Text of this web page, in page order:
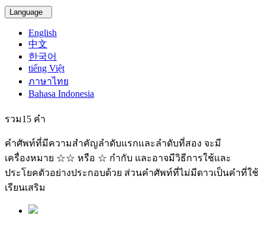
Language
English
中文
한국어
tiếng Việt
ภาษาไทย
Bahasa Indonesia
รวม15 คำ
คำศัพท์ที่มีความสำคัญลำดับแรกและลำดับที่สอง จะมี
เครื่องหมาย ☆☆ หรือ ☆ กำกับ และอาจมีวิธีการใช้และ
ประโยคตัวอย่างประกอบด้วย ส่วนคำศัพท์ที่ไม่มีดาวเป็นคำที่ใช้
เรียนเสริม